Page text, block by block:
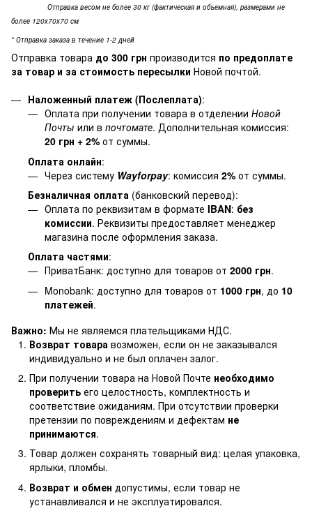
Отправка весом не более 30 кг (фактическая и объемная), размерами не
более 120х70х70 см
* Отправка заказа в течение 1-2 дней
Отправка товара до 300 грн производится по предоплате
за товар и за стоимость пересылки Новой почтой.
Наложенный платеж (Послеплата):
Оплата при получении товара в отделении Новой
Почты или в почтомате. Дополнительная комиссия:
20 грн + 2% от суммы.
Оплата онлайн:
Через систему Wayforpay: комиссия 2% от суммы.
Безналичная оплата (банковский перевод):
Оплата по реквизитам в формате IBAN: без
комиссии. Реквизиты предоставляет менеджер
магазина после оформления заказа.
Оплата частями:
ПриватБанк: доступно для товаров от 2000 грн.
Monobank: доступно для товаров от 1000 грн, до 10
платежей.
Важно: Мы не являемся плательщиками НДС.
Возврат товара возможен, если он не заказывался
индивидуально и не был оплачен залог.
При получении товара на Новой Почте необходимо
проверить его целостность, комплектность и
соответствие ожиданиям. При отсутствии проверки
претензии по повреждениям и дефектам не
принимаются.
Товар должен сохранять товарный вид: целая упаковка,
ярлыки, пломбы.
Возврат и обмен допустимы, если товар не
устанавливался и не эксплуатировался.